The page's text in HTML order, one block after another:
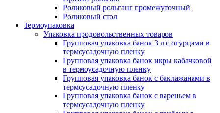
Роликовый рольганг промежуточный
Роликовый стол
Термоупаковка
Упаковка продовольственных товаров
Групповая упаковка банок 3 л с огурцами в
термоусадочную пленку
Групповая упаковка банок икры кабачковой
в термоусадочную пленку
Групповая упаковка банок с баклажанами в
термоусадочную пленку
Групповая упаковка банок с вареньем в
термоусадочную пленку